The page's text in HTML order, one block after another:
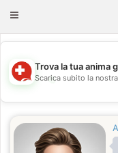
Toggle
💖
Trova la tua anima
Scarica subito la